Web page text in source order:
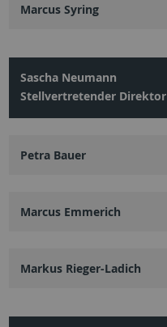
Marcus Syring
Sascha Neumann
Stellvertretender Direktor
Petra Bauer
Marcus Emmerich
Markus Rieger-Ladich